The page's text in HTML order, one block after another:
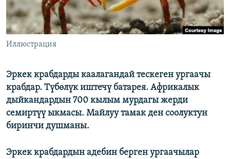
ЭЕ/АРнун бардык сайттары
Иллюстрация
Эркек крабдарды каалагандай тескеген ургаачы
крабдар. Түбөлүк иштечү батарея. Африкалык
дыйкандардын 700 кылым мурдагы жерди
семиртүү ыкмасы. Майлуу тамак ден соолуктун
биринчи душманы.
Эркек крабдардын адебин берген ургаачылар